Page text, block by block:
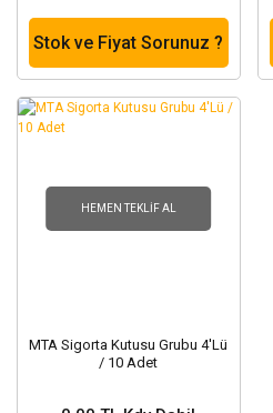
Stok ve Fiyat Sorunuz ?
HEMEN TEKLIF AL
MTA Sigorta Kutusu Grubu 4'Lü
/ 10 Adet